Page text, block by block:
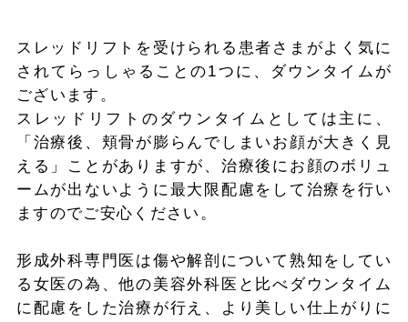
スレッドリフトを受けられる患者さまがよく気に
されてらっしゃることの1つに、ダウンタイムが
ございます。
スレッドリフトのダウンタイムとしては主に、
「治療後、頬骨が膨らんでしまいお顔が大きく見
える」ことがありますが、治療後にお顔のボリュ
ームが出ないように最大限配慮をして治療を行い
ますのでご安心ください。
形成外科専門医は傷や解剖について熟知をしてい
る女医の為、他の美容外科医と比べダウンタイム
に配慮をした治療が行え、より美しい仕上がりに